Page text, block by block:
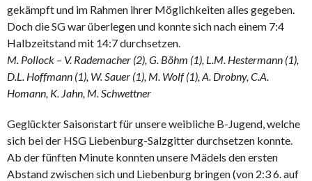
gekämpft und im Rahmen ihrer Möglichkeiten alles gegeben.
Doch die SG war überlegen und konnte sich nach einem 7:4
Halbzeitstand mit 14:7 durchsetzen.
M. Pollock – V. Rademacher (2), G. Böhm (1), L.M. Hestermann (1),
D.L. Hoffmann (1), W. Sauer (1), M. Wolf (1), A. Drobny, C.A.
Homann, K. Jahn, M. Schwettner
Geglückter Saisonstart für unsere weibliche B-Jugend, welche
sich bei der HSG Liebenburg-Salzgitter durchsetzen konnte.
Ab der fünften Minute konnten unsere Mädels den ersten
Abstand zwischen sich und Liebenburg bringen (von 2:3 6. auf